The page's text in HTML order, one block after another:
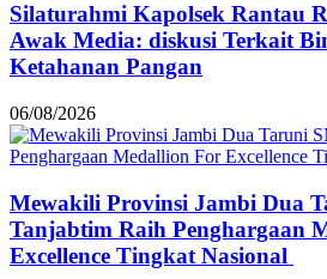
Silaturahmi Kapolsek Rantau
Awak Media: diskusi Terkait
Ketahanan Pangan
06/08/2026
Mewakili Provinsi Jambi Dua
Tanjabtim Raih Penghargaan
Excellence Tingkat Nasional